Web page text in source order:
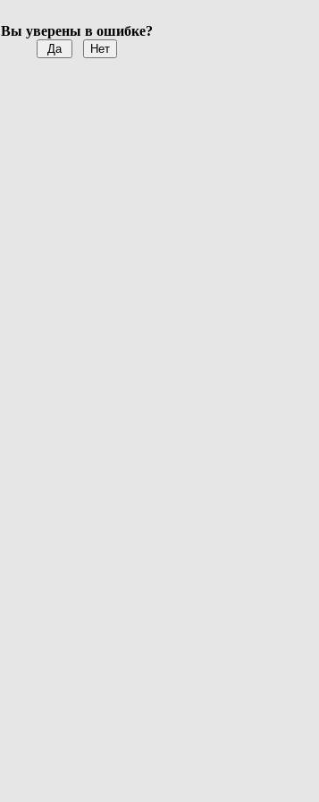
Вы уверены в ошибке?